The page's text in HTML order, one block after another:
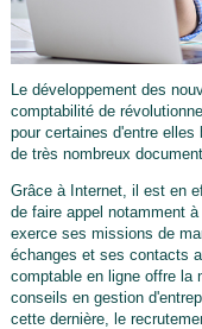
Le développement des
comptabilité de
pour certaines d'entre
de très nombreux
Grâce à Internet, il est en
de faire appel notamment
exerce ses missions de
échanges et ses contacts
comptable en ligne offre la
conseils en gestion
cette dernière, le